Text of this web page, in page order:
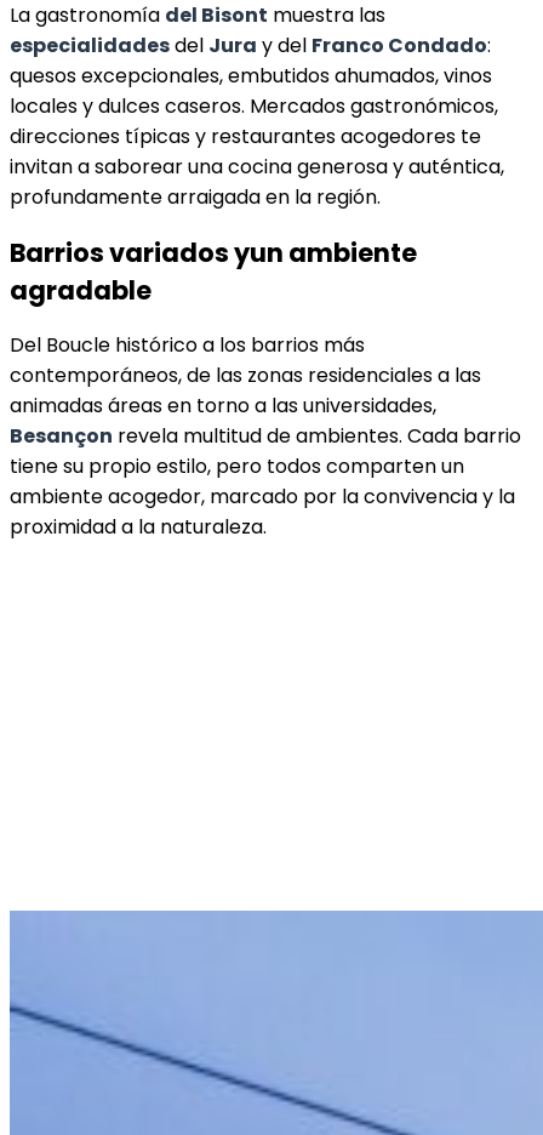
La gastronomía del Bisont muestra las
especialidadesdel Jura y del Franco Condado:
quesos excepcionales, embutidos ahumados, vinos
locales y dulces caseros. Mercados gastronómicos,
direcciones típicas y restaurantes acogedores te
invitan a saborear una cocina generosa y auténtica,
profundamente arraigada en la región.
Barrios variados yun ambiente
agradable
Del Boucle histórico a los barrios más
contemporáneos, de las zonas residenciales a las
animadas áreas en torno a las universidades,
Besançon revela multitud de ambientes. Cada barrio
tiene su propio estilo, pero todos comparten un
ambiente acogedor, marcado por la convivencia y la
proximidad a la naturaleza.